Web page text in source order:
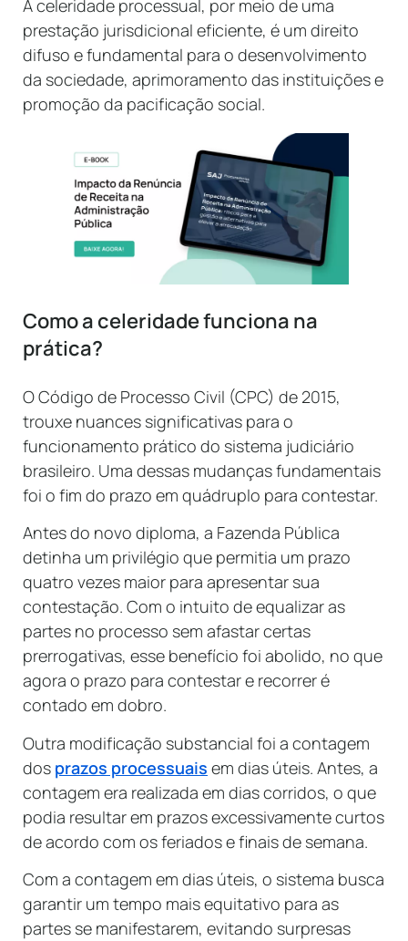
A celeridade processual, por meio de uma
prestação jurisdicional eficiente, é um direito
difuso e fundamental para o desenvolvimento
da sociedade, aprimoramento das instituições e
promoção da pacificação social.
Como a celeridade funciona na
prática?
O Código de Processo Civil (CPC) de 2015,
trouxe nuances significativas para o
funcionamento prático do sistema judiciário
brasileiro. Uma dessas mudanças fundamentais
foi o fim do prazo em quádruplo para contestar.
Antes do novo diploma, a Fazenda Pública
detinha um privilégio que permitia um prazo
quatro vezes maior para apresentar sua
contestação. Com o intuito de equalizar as
partes no processo sem afastar certas
prerrogativas, esse benefício foi abolido, no que
agora o prazo para contestar e recorrer é
contado em dobro.
Outra modificação substancial foi a contagem
dos prazos processuais em dias úteis. Antes, a
contagem era realizada em dias corridos, o que
podia resultar em prazos excessivamente curtos
de acordo com os feriados e finais de semana.
Com a contagem em dias úteis, o sistema busca
garantir um tempo mais equitativo para as
partes se manifestarem, evitando surpresas